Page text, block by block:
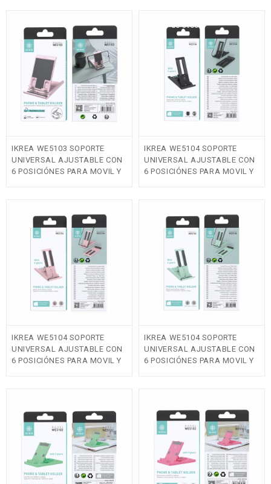
IKREA WE5103 SOPORTE
UNIVERSAL AJUSTABLE CON
6 POSICIÓNES PARA MOVIL Y
Fuera de stock
IKREA WE5104 SOPORTE
UNIVERSAL AJUSTABLE CON
6 POSICIÓNES PARA MOVIL Y
IKREA WE5104 SOPORTE
UNIVERSAL AJUSTABLE CON
6 POSICIÓNES PARA MOVIL Y
IKREA WE5104 SOPORTE
UNIVERSAL AJUSTABLE CON
6 POSICIÓNES PARA MOVIL Y